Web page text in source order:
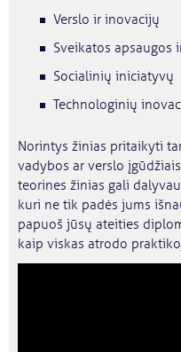
Verslo ir inovacijų
Sveikatos apsaugos
Socialinių iniciatyvų
Technologinių
Norintys žinias pritaikyti
vadybos ar verslo
teorines žinias gali
kuri ne tik padės jums
papuoš jūsų ateities
kaip viskas atrodo